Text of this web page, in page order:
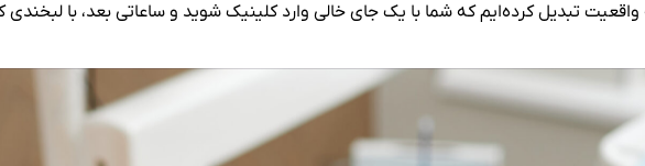
به واقعیت تبدیل کرده‌ایم که شما با یک جای خالی وارد کلینیک شوید و ساعاتی بعد، با